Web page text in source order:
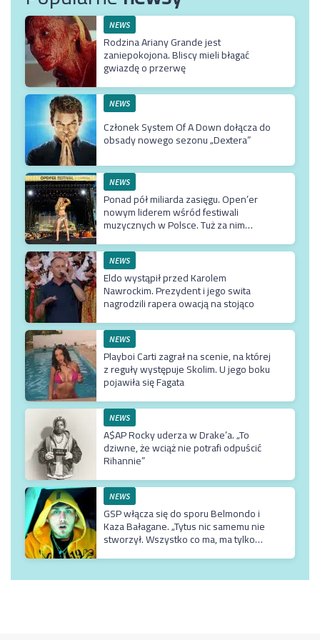
NEWS
Rodzina Ariany Grande jest
zaniepokojona. Bliscy mieli błagać
gwiazdę o przerwę
NEWS
Członek System Of A Down dołącza do
obsady nowego sezonu „Dextera”
NEWS
Ponad pół miliarda zasięgu. Open’er
nowym liderem wśród festiwali
muzycznych w Polsce. Tuż za nim
NEWS
Eldo wystąpił przed Karolem
Nawrockim. Prezydent i jego swita
nagrodzili rapera owacją na stojąco
NEWS
Playboi Carti zagrał na scenie, na której
z reguły występuje Skolim. U jego boku
pojawiła się Fagata
NEWS
A$AP Rocky uderza w Drake’a. „To
dziwne, że wciąż nie potrafi odpuścić
Rihannie”
NEWS
GSP włącza się do sporu Belmondo i
Kaza Bałagane. „Tytus nic samemu nie
stworzył. Wszystko co ma, ma tylko
TVN-ie”